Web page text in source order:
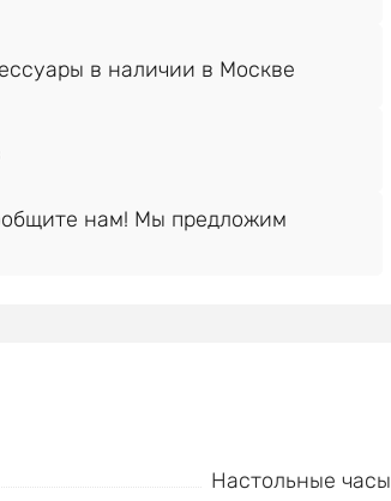
нам! Мы предложим
Настольные часы